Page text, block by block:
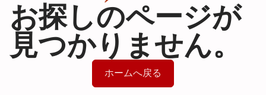
お探しのページが
見つかりません。
ホームへ戻る